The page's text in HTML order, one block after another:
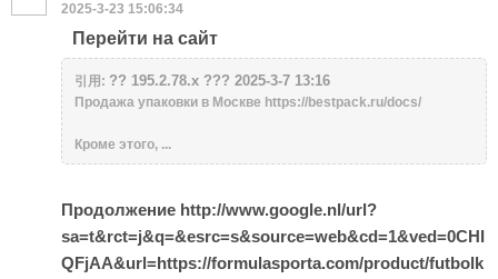
2025-3-23 15:06:34
Перейти на сайт
引用: ?? 195.2.78.x ??? 2025-3-7 13:16
Продажа упаковки в Москве https://bestpack.ru/docs/
Кроме этого, ...
Продолжение http://www.google.nl/url?
sa=t&rct=j&q=&esrc=s&source=web&cd=1&ved=0CHI
QFjAA&url=https://formulasporta.com/product/futbolk